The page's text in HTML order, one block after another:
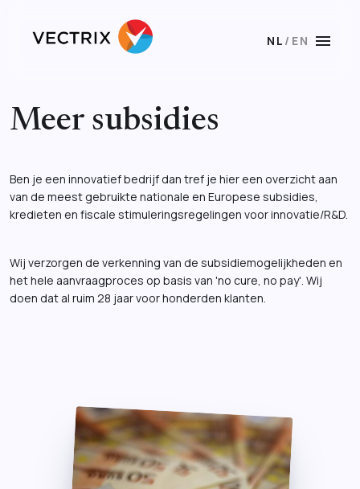
NL / EN menu
Meer subsidies
Ben je een innovatief bedrijf dan tref je hier een overzicht aan
van de meest gebruikte nationale en Europese subsidies,
kredieten en fiscale stimuleringsregelingen voor innovatie/R&D.
Wij verzorgen de verkenning van de subsidiemogelijkheden en
het hele aanvraagproces op basis van 'no cure, no pay'. Wij
doen dat al ruim 28 jaar voor honderden klanten.